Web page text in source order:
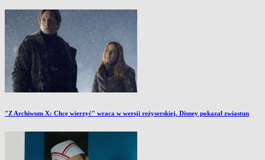
"Z Archiwum X: Chcę wierzyć" wraca w wersji reżyserskiej. Disney pokazał zwiastun